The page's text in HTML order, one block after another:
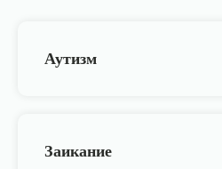
Аутизм
Заикание